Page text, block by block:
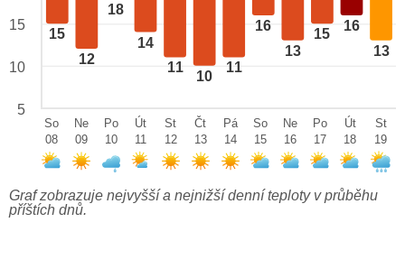
15
12
18
14
11
10
11
16
13
15
16
13
15
10
5
So
08
Ne
09
Po
10
Út
11
St
12
Čt
13
Pá
14
So
15
Ne
16
Po
17
Út
18
St
19
Graf zobrazuje nejvyšší a nejnižší denní teploty v průběhu
příštích dnů.